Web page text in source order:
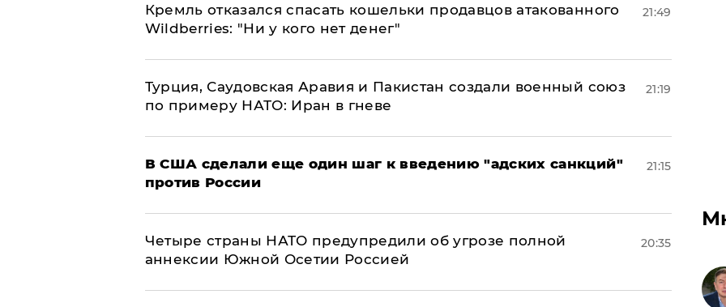
Кремль отказался спасать кошельки продавцов атакованного
Wildberries: "Ни у кого нет денег"
21:49
Турция, Саудовская Аравия и Пакистан создали военный союз
по примеру НАТО: Иран в гневе
21:19
В США сделали еще один шаг к введению "адских санкций"
против России
21:15
Четыре страны НАТО предупредили об угрозе полной
аннексии Южной Осетии Россией
20:35